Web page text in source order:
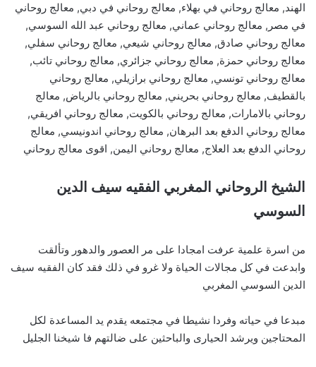
الهند, معالج روحاني في بهلاء, معالج روحاني في دبي, معالج روحاني
في مصر, معالج روحاني عماني, معالج روحاني عبد الله السوسي,
معالج روحاني صادق, معالج روحاني شيعي, معالج روحاني سفلي,
معالج روحاني حمزة, معالج روحاني جزائري, معالج روحاني تائب,
معالج روحاني تونسي, معالج روحاني برازيلي, معالج روحاني
بالقطيف, معالج روحاني بحريني, معالج روحاني بالرياض, معالج
روحاني بالامارات, معالج روحاني بالكويت, معالج روحاني افريقي,
معالج روحاني الدفع بعد البرهان, معالج روحاني اندونيسي, معالج
روحاني الدفع بعد العلاج, معالج روحاني اليمن, اقوى معالج روحاني
الشيخ الروحاني المغربي الفقيه سيف الدين
السوسي
من اسرة علمية عرفت امجادا على مر العصور والدهور وتألقت
وابدعت في كل مجالات الحياة ولا غرو في ذلك فقد كان الفقيه سيف
الدين السوسي المغربي
مبدعا في حياته وفردا نشيطا في مجتمعه يقدم يد المساعدة لكل
المحتاجين ويرشد الحيارى والباحثين على ضالتهم فا شيخنا الجليل